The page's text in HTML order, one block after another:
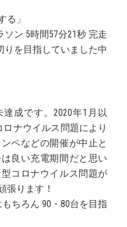
る」
ソン 5時間57分21秒 完走
りを目指していました中
成です。2020年1月以
ナウイルス問題により
ペなどの開催が中止と
良い充電期間だと思い
コロナウイルス問題が
張ります！
ちろん 90・80台を目指